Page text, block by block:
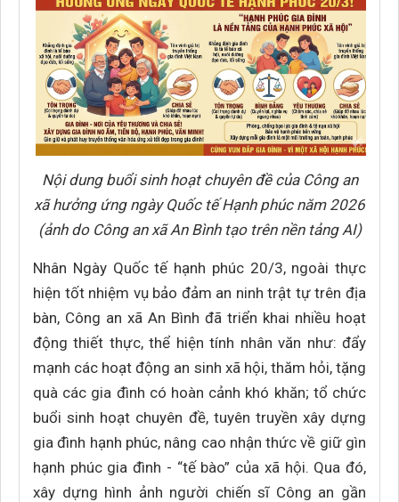
Nội dung buổi sinh hoạt chuyên đề của Công an
xã hưởng ứng ngày Quốc tế Hạnh phúc năm 2026
(ảnh do Công an xã An Bình tạo trên nền tảng AI)
Nhân Ngày Quốc tế hạnh phúc 20/3, ngoài thực
hiện tốt nhiệm vụ bảo đảm an ninh trật tự trên địa
bàn, Công an xã An Bình đã triển khai nhiều hoạt
động thiết thực, thể hiện tính nhân văn như: đẩy
mạnh các hoạt động an sinh xã hội, thăm hỏi, tặng
quà các gia đình có hoàn cảnh khó khăn; tổ chức
buổi sinh hoạt chuyên đề, tuyên truyền xây dựng
gia đình hạnh phúc, nâng cao nhận thức về giữ gìn
hạnh phúc gia đình - “tế bào” của xã hội. Qua đó,
xây dựng hình ảnh người chiến sĩ Công an gần